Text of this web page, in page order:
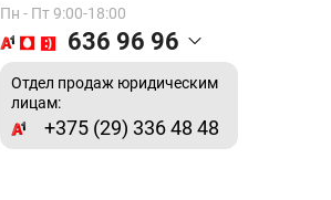
Пн - Пт 9:00-18:00
636 96 96
Отдел продаж юридическим
лицам:
+375 (29) 336 48 48